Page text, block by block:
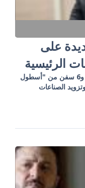
على
الرئيسية
العقوبات تشمل 19 كياناً بينها 6 بنوك روسية و6 سفن من "أسطول
الصناعات